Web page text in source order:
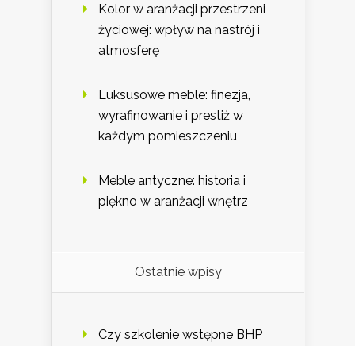
Kolor w aranżacji przestrzeni
życiowej: wpływ na nastrój i
atmosferę
Luksusowe meble: finezja,
wyrafinowanie i prestiż w
każdym pomieszczeniu
Meble antyczne: historia i
piękno w aranżacji wnętrz
Ostatnie wpisy
Czy szkolenie wstępne BHP